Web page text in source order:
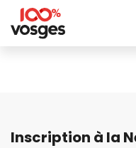
Inscription à la